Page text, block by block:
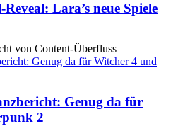
Lara’s neue Spiele
von Content-Überfluss
Genug da für
2